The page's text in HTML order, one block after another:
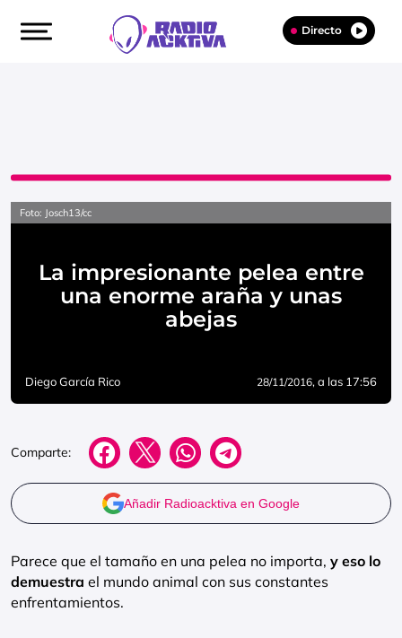
Directo
Foto: Josch13/cc
La impresionante pelea entre
una enorme araña y unas
abejas
Diego García Rico 28/11/2016, a las 17:56
Comparte:
Añadir Radioacktiva en Google
Parece que el tamaño en una pelea no importa, y eso lo
demuestra el mundo animal con sus constantes
enfrentamientos.